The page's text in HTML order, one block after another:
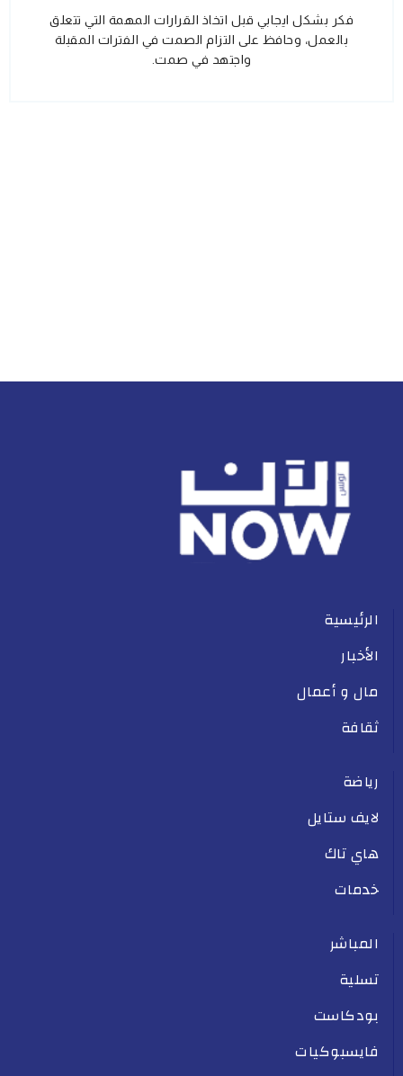
فكر بشكل ايجابي قبل اتخاذ القرارات المهمة التي تتعلق
بالعمل، وحافظ على التزام الصمت في الفترات المقبلة
واجتهد في صمت.
الرئيسية
الأخبار
مال و أعمال
ثقافة
رياضة
لايف ستايل
هاي تاك
خدمات
المباشر
تسلية
بودكاست
فايسبوكيات